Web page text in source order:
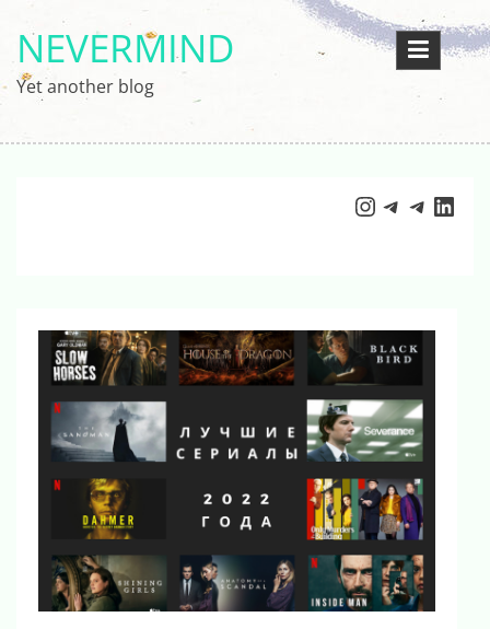
содержимому
NEVERMIND
Yet another blog
Instagram
Telegram